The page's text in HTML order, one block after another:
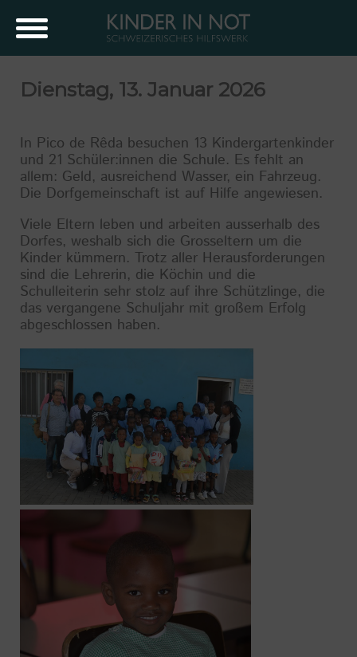
Dienstag, 13. Januar 2026
In Pico de Rêda besuchen 13 Kindergartenkinder
und 21 Schüler:innen die Schule. Es fehlt an
allem: Geld, ausreichend Wasser, ein Fahrzeug.
Die Dorfgemeinschaft ist auf Hilfe angewiesen.
Viele Eltern leben und arbeiten ausserhalb des
Dorfes, weshalb sich die Grosseltern um die
Kinder kümmern. Trotz aller Herausforderungen
sind die Lehrerin, die Köchin und die
Schulleiterin sehr stolz auf ihre Schützlinge, die
das vergangene Schuljahr mit großem Erfolg
abgeschlossen haben.